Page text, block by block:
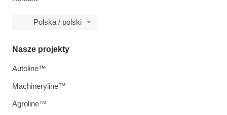
Polska / polski
Nasze projekty
Autoline™
Machineryline™
Agroline™